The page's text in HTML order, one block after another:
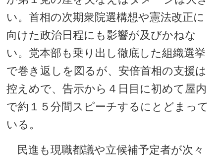
い。首相の次期衆院選構想や憲法改正に
向けた政治日程にも影響が及びかねな
い。党本部も乗り出し徹底した組織選挙
で巻き返しを図るが、安倍首相の支援は
控えめで、告示から４日目に初めて屋内
で約１５分間スピーチするにとどまって
いる。
民進も現職都議や立候補予定者が次々